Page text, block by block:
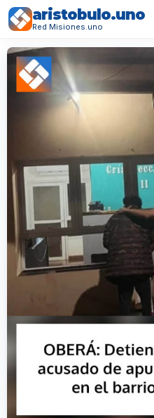
aristobulo.uno
Red Misiones.uno